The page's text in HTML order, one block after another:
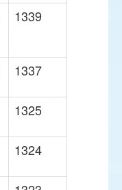
1339
1337
1325
1324